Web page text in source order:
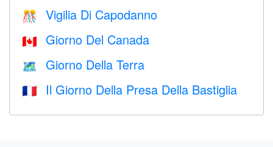
🎊 Vigilia Di Capodanno
🇨🇦 Giorno Del Canada
🗺️ Giorno Della Terra
🇫🇷 Il Giorno Della Presa Della Bastiglia